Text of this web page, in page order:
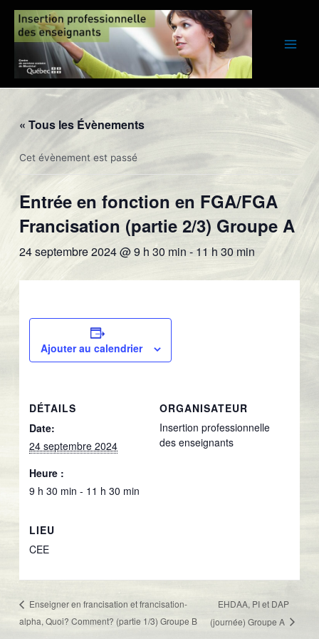
contenu
« Tous les Évènements
Cet évènement est passé
Entrée en fonction en FGA/FGA
Francisation (partie 2/3) Groupe A
24 septembre 2024 @ 9 h 30 min - 11 h 30 min
Ajouter au calendrier
DÉTAILS
Date:
24 septembre 2024
Heure :
9 h 30 min - 11 h 30 min
ORGANISATEUR
Insertion professionnelle
des enseignants
LIEU
CEE
Enseigner en francisation et francisation-
alpha, Quoi? Comment? (partie 1/3) Groupe B
EHDAA, PI et DAP
(journée) Groupe A